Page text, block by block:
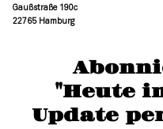
"Heute
Gaußstraße 190c
22765 Hamburg
moc.grubmah-enezs@ofni